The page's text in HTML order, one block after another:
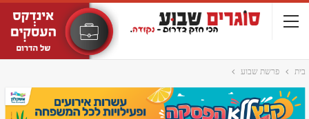
בית פרשת שבוע